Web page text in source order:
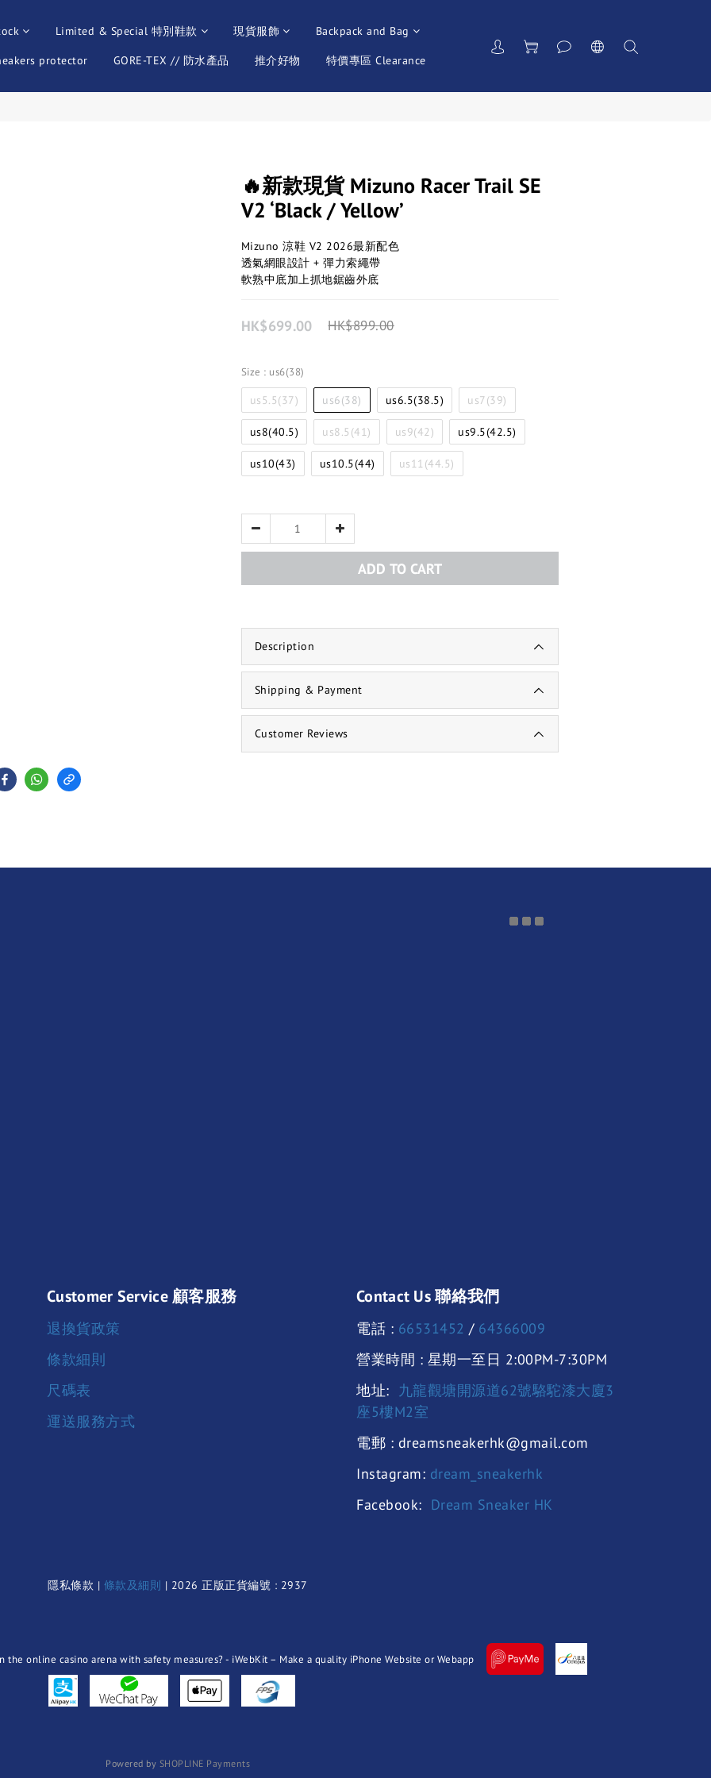
Limited & Special 特別鞋款 現貨服飾 Backpack and Bag
protector GORE-TEX // 防水產品 推介好物 特價專區 Clearance
🔥新款現貨 Mizuno Racer Trail SE
V2 ‘Black / Yellow’
Mizuno 涼鞋 V2 2026最新配色
透氣網眼設計 + 彈力索繩帶
軟熟中底加上抓地鋸齒外底
HK$699.00 HK$899.00
Size : us6(38)
us5.5(37) us6(38) us6.5(38.5) us7(39)
us8(40.5) us8.5(41) us9(42) us9.5(42.5)
us10(43) us10.5(44) us11(44.5)
ADD TO CART
Description
Shipping & Payment
Customer Reviews
Customer Service 顧客服務
退換貨政策
條款細則
尺碼表
運送服務方式
Contact Us 聯絡我們
電話 : 66531452 / 64366009
營業時間 : 星期一至日 2:00PM-7:30PM
地址:
九龍觀塘開源道62號駱駝漆大廈3
座5樓M2室
電郵 : dreamsneakerhk@gmail.com
Instagram: dream_sneakerhk
Facebook: Dream Sneaker HK
隱私條款 | 條款及細則 | 2026 正版正貨編號 : 2937
Powered by SHOPLINE Payments